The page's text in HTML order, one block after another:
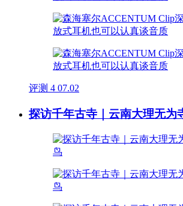
评测 4 07.02
探访千年古寺｜云南大理无为